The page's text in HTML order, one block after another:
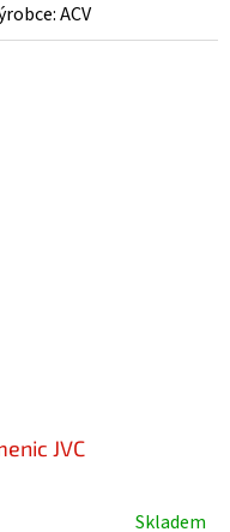
ACV
JVC
Skladem